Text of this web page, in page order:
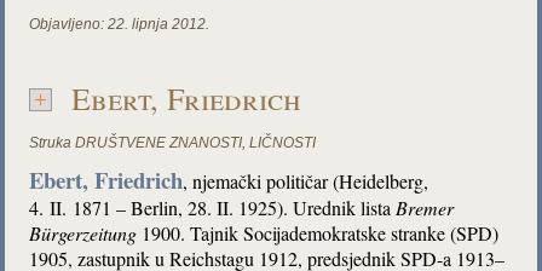
Objavljeno: 22. lipnja 2012.
Ebert, Friedrich
Struka DRUŠTVENE ZNANOSTI,LIČNOSTI
Ebert, Friedrich, njemački političar (Heidelberg,
4. II. 1871 – Berlin, 28. II. 1925). Urednik lista Bremer
Bürgerzeitung 1900. Tajnik Socijademokratske stranke (SPD)
1905, zastupnik u Reichstagu 1912, predsjednik SPD-a 1913–